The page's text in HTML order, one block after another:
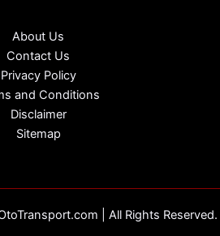
About Us
Contact Us
Privacy Policy
and Conditions
Disclaimer
Sitemap
| All Rights Reserved.